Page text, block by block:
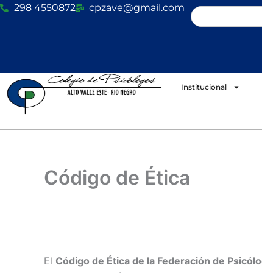
Ir
298 4550872 cpzave@gmail.com Search
Institucional
Código de Ética
El Código de Ética de la Federación de